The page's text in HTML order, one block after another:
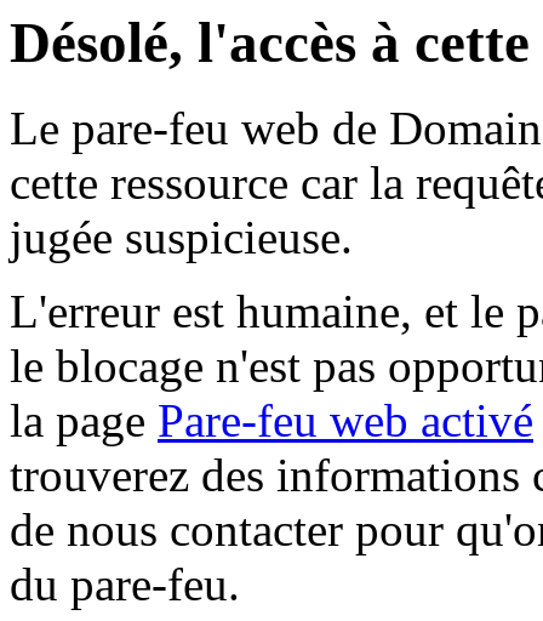
Désolé, l'accès à
Le pare-feu web de
cette ressource car la
jugée suspicieuse.
L'erreur est humaine, et le
le blocage n'est pas
la page Pare-feu web activé
trouverez des informations
de nous contacter pour
du pare-feu.